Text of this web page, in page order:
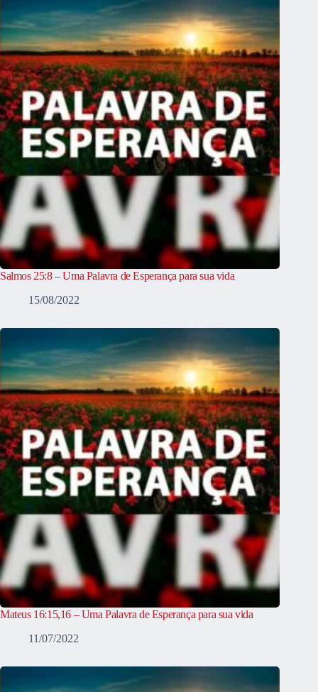
Salmos 25:8 – Uma Palavra de Esperança para sua vida
15/08/2022
Mateus 16:15,16 – Uma Palavra de Esperança para sua vida
11/07/2022